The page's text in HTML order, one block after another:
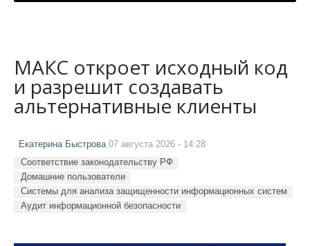
МАКС откроет исходный код
и разрешит создавать
альтернативные клиенты
Екатерина Быстрова07 августа 2026 - 14:28
Соответствие законодательству РФ
Домашние пользователи
Системы для анализа защищенности информационных систем
Аудит информационной безопасности